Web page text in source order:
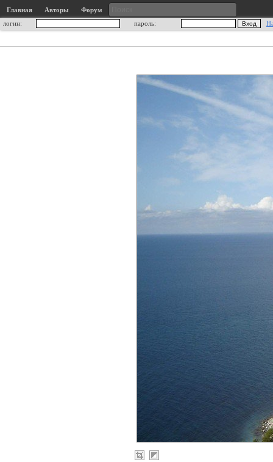
Главная Авторы
Форум
логин:
пароль: